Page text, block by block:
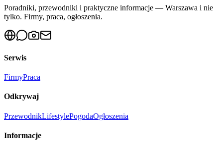
Poradniki, przewodniki i praktyczne informacje — Warszawa i nie
tylko. Firmy, praca, ogłoszenia.
Serwis
FirmyPraca
Odkrywaj
PrzewodnikLifestylePogodaOgłoszenia
Informacje